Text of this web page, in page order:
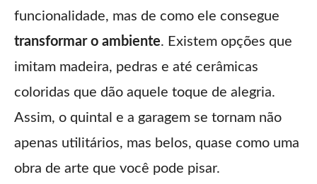
funcionalidade, mas de como ele consegue
transformar o ambiente. Existem opções que
imitam madeira, pedras e até cerâmicas
coloridas que dão aquele toque de alegria.
Assim, o quintal e a garagem se tornam não
apenas utilitários, mas belos, quase como uma
obra de arte que você pode pisar.